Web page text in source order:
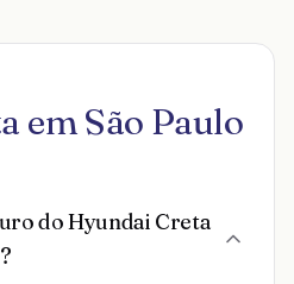
em São Paulo
do Hyundai Creta